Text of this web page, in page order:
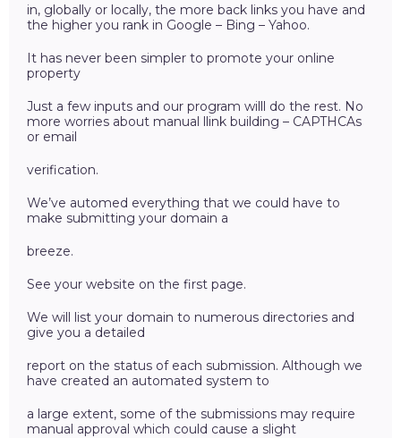
in, globally or locally, the more back links you have and
the higher you rank in Google – Bing – Yahoo.
It has never been simpler to promote your online
property
Just a few inputs and our program willl do the rest. No
more worries about manual llink building – CAPTHCAs
or email
verification.
We’ve automed everything that we could have to
make submitting your domain a
breeze.
See your website on the first page.
We will list your domain to numerous directories and
give you a detailed
report on the status of each submission. Although we
have created an automated system to
a large extent, some of the submissions may require
manual approval which could cause a slight